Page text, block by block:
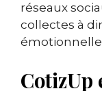
réseaux
collectes à
CotizUp